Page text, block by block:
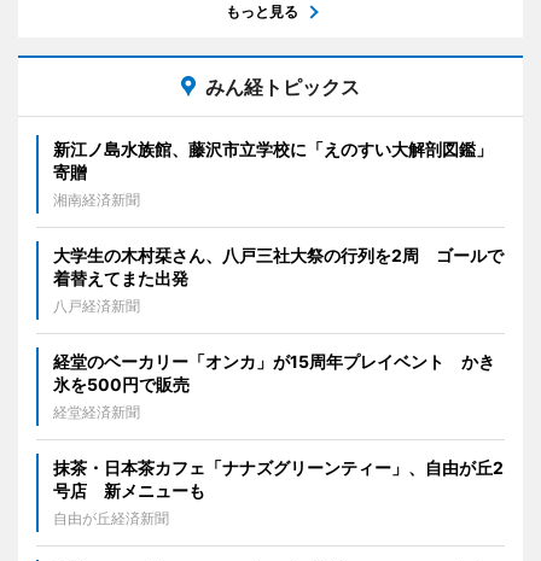
もっと見る
みん経トピックス
新江ノ島水族館、藤沢市立学校に「えのすい大解剖図鑑」
寄贈
湘南経済新聞
大学生の木村栞さん、八戸三社大祭の行列を2周 ゴールで
着替えてまた出発
八戸経済新聞
経堂のベーカリー「オンカ」が15周年プレイベント かき
氷を500円で販売
経堂経済新聞
抹茶・日本茶カフェ「ナナズグリーンティー」、自由が丘2
号店 新メニューも
自由が丘経済新聞